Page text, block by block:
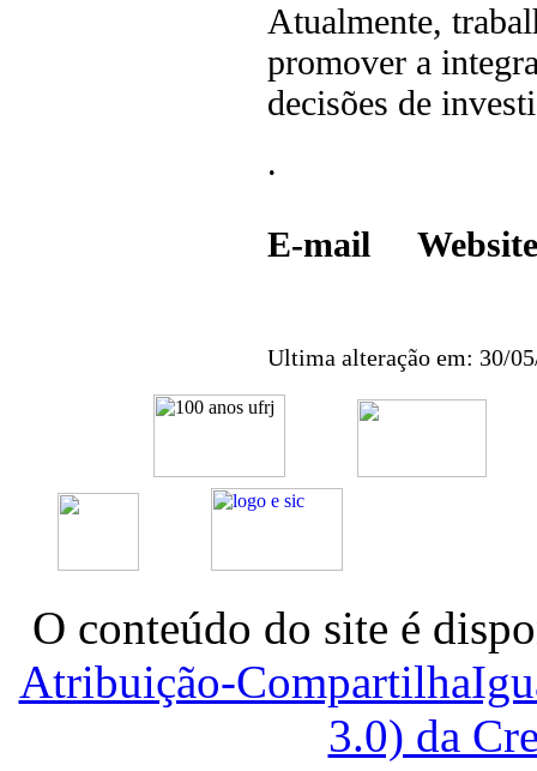
Atualmente,
promover a
decisões de
.
E-mail
Ultima alteração em: 30/
O conteúdo do site é
Atribuição-
3.0) da